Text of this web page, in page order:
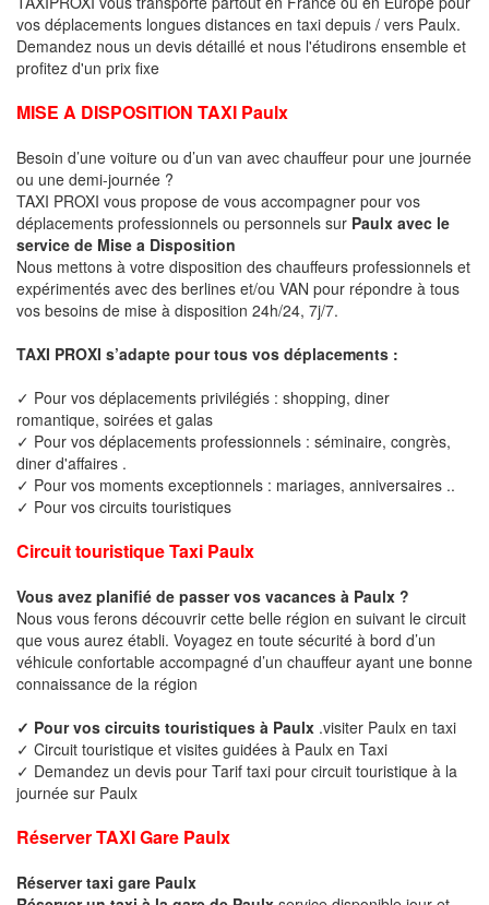
vos déplacements longues distances en taxi depuis / vers Paulx.
Demandez nous un devis détaillé et nous l'étudirons ensemble et
profitez d'un prix fixe
MISE A DISPOSITION TAXI Paulx
Besoin d’une voiture ou d’un van avec chauffeur pour une journée
ou une demi-journée ?
TAXI PROXI vous propose de vous accompagner pour vos
déplacements professionnels ou personnels sur Paulx avec le
service de Mise a Disposition
Nous mettons à votre disposition des chauffeurs professionnels et
expérimentés avec des berlines et/ou VAN pour répondre à tous
vos besoins de mise à disposition 24h/24, 7j/7.
TAXI PROXI s’adapte pour tous vos déplacements :
✓ Pour vos déplacements privilégiés : shopping, diner
romantique, soirées et galas
✓ Pour vos déplacements professionnels : séminaire, congrès,
diner d'affaires .
✓ Pour vos moments exceptionnels : mariages, anniversaires ..
✓ Pour vos circuits touristiques
Circuit touristique Taxi Paulx
Vous avez planifié de passer vos vacances à Paulx ?
Nous vous ferons découvrir cette belle région en suivant le circuit
que vous aurez établi. Voyagez en toute sécurité à bord d’un
véhicule confortable accompagné d’un chauffeur ayant une bonne
connaissance de la région
✓ Pour vos circuits touristiques à Paulx .visiter Paulx en taxi
✓ Circuit touristique et visites guidées à Paulx en Taxi
✓ Demandez un devis pour Tarif taxi pour circuit touristique à la
journée sur Paulx
Réserver TAXI Gare Paulx
Réserver taxi gare Paulx